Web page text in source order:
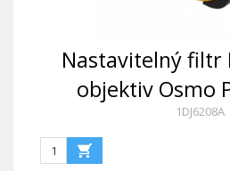
Nastavitelný filtr
objektiv Osmo
1DJ6208A